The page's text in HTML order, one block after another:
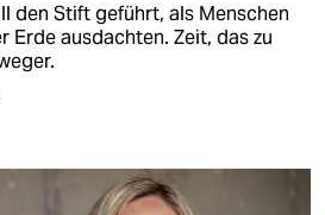
den Stift geführt, als Menschen
Erde ausdachten. Zeit, das zu